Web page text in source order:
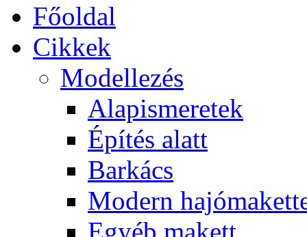
Főoldal
Cikkek
Modellezés
Alapismeretek
Építés alatt
Barkács
Modern
Egyéb makett